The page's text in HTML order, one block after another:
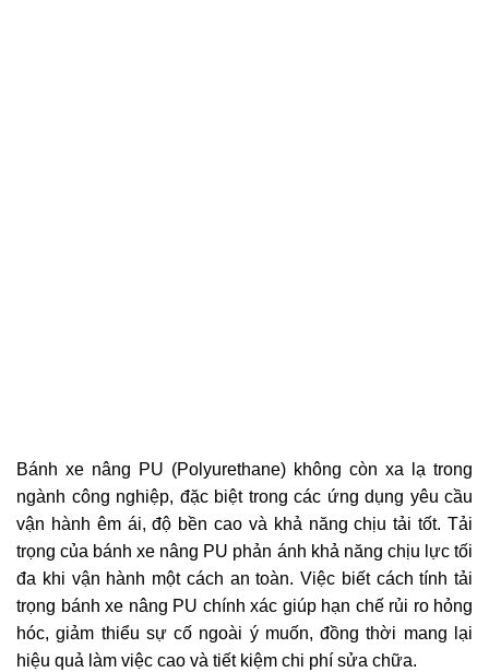
Bánh xe nâng PU (Polyurethane) không còn xa lạ trong
ngành công nghiệp, đặc biệt trong các ứng dụng yêu cầu
vận hành êm ái, độ bền cao và khả năng chịu tải tốt. Tải
trọng của bánh xe nâng PU phản ánh khả năng chịu lực tối
đa khi vận hành một cách an toàn. Việc biết cách tính tải
trọng bánh xe nâng PU chính xác giúp hạn chế rủi ro hỏng
hóc, giảm thiểu sự cố ngoài ý muốn, đồng thời mang lại
hiệu quả làm việc cao và tiết kiệm chi phí sửa chữa.